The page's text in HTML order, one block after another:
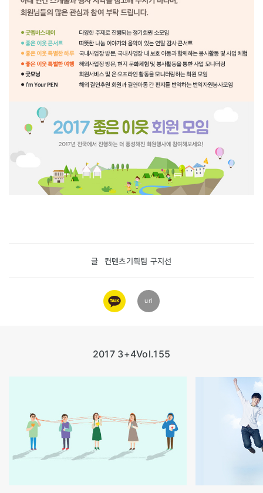
글 컨텐츠기획팀 구지선
카카오
링크
url
2017 3+4Vol.155